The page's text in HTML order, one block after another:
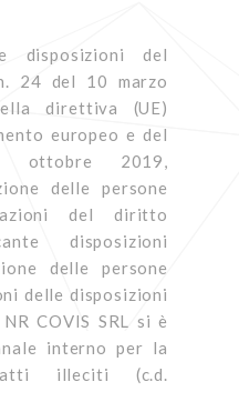
disposizioni del
24 del 10 marzo
direttiva (UE)
europeo e del
ottobre 2019,
delle persone
del diritto
disposizioni
delle persone
delle disposizioni
COVIS SRL si è
interno per la
illeciti (c.d.